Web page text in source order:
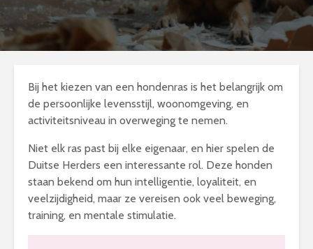
Bij het kiezen van een hondenras is het belangrijk om
de persoonlijke levensstijl, woonomgeving, en
activiteitsniveau in overweging te nemen.
Niet elk ras past bij elke eigenaar, en hier spelen de
Duitse Herders een interessante rol. Deze honden
staan bekend om hun intelligentie, loyaliteit, en
veelzijdigheid, maar ze vereisen ook veel beweging,
training, en mentale stimulatie.